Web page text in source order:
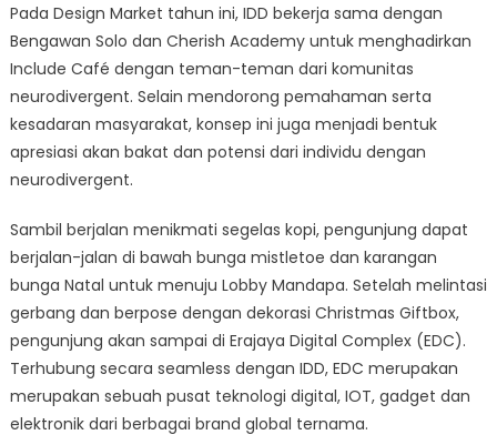
Pada Design Market tahun ini, IDD bekerja sama dengan
Bengawan Solo dan Cherish Academy untuk menghadirkan
Include Café dengan teman-teman dari komunitas
neurodivergent. Selain mendorong pemahaman serta
kesadaran masyarakat, konsep ini juga menjadi bentuk
apresiasi akan bakat dan potensi dari individu dengan
neurodivergent.
Sambil berjalan menikmati segelas kopi, pengunjung dapat
berjalan-jalan di bawah bunga mistletoe dan karangan
bunga Natal untuk menuju Lobby Mandapa. Setelah melintasi
gerbang dan berpose dengan dekorasi Christmas Giftbox,
pengunjung akan sampai di Erajaya Digital Complex (EDC).
Terhubung secara seamless dengan IDD, EDC merupakan
merupakan sebuah pusat teknologi digital, IOT, gadget dan
elektronik dari berbagai brand global ternama.